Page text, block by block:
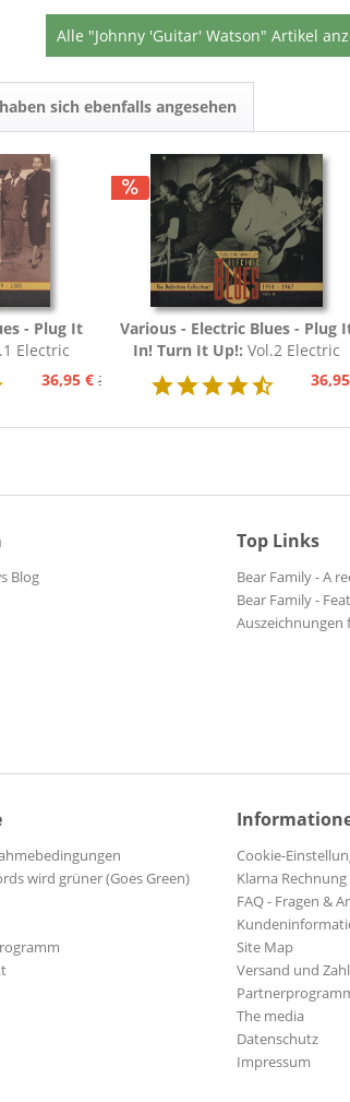
Alle "Johnny 'Guitar' Watson" Artikel
sich ebenfalls angesehen
- Plug It
Electric
(3-CD)36,95 € 39,95 €
Various - Electric Blues - Plug
In! Turn It Up!: Vol.2 Electric
Blues 1954 - 1967 (3-CD)
Blog
Top Links
Bear Family - A
Bear Family -
Auszeichnungen
wird grüner (Goes Green)
Cookie-
Klarna Rechnung
FAQ - Fragen &
Site Map
Versand und
The media
Datenschutz
Impressum